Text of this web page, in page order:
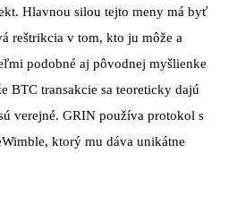
Hlavnou silou tejto meny má byť
reštrikcia v tom, kto ju môže a
podobné aj pôvodnej myšlienke
BTC transakcie sa teoreticky dajú
verejné. GRIN používa protokol s
ktorý mu dáva unikátne